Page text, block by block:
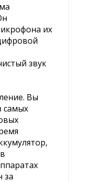
их
звук
Вы
самых
за